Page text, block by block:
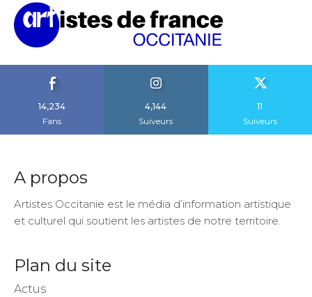
14,234
Fans
4,144
Suiveurs
11
Suiveurs
A propos
Artistes Occitanie est le média d’information artistique
et culturel qui soutient les artistes de notre territoire.
Plan du site
Actus